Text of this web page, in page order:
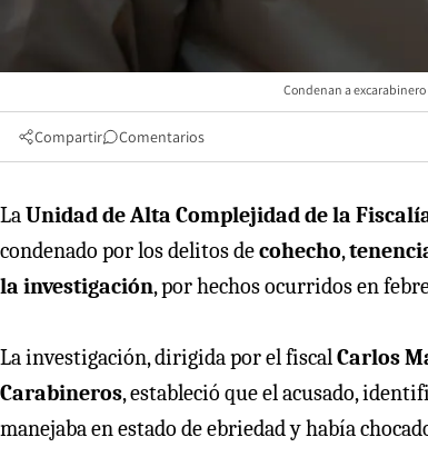
Condenan a
Compartir Comentarios
LaUnidad de Alta Complejidad de la
condenado por los delitos decohecho,
la investigación, por hechos ocurridos en
La investigación, dirigida por el fiscalCarlos
Carabineros, estableció que el acusado,
manejaba en estado de ebriedad y había